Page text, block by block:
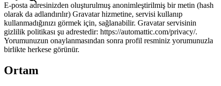
E-posta adresinizden oluşturulmuş anonimleştirilmiş bir metin (hash
olarak da adlandırılır) Gravatar hizmetine, servisi kullanıp
kullanmadığınızı görmek için, sağlanabilir. Gravatar servisinin
gizlilik politikası şu adrestedir: https://automattic.com/privacy/.
Yorumunuzun onaylanmasından sonra profil resminiz yorumunuzla
birlikte herkese görünür.
Ortam